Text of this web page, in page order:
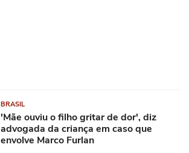
BRASIL
'Mãe ouviu o filho gritar de dor', diz
advogada da criança em caso que
envolve Marco Furlan